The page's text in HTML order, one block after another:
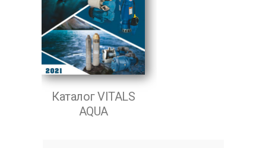
Каталог VITALS
AQUA